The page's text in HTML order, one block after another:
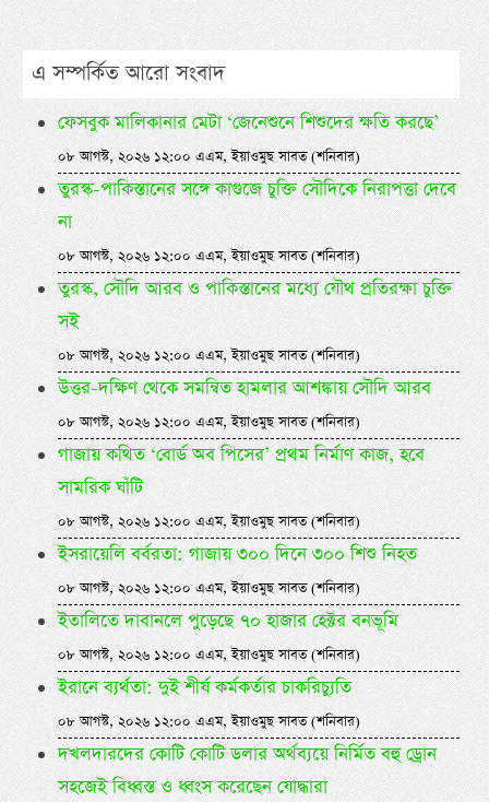
এ সম্পর্কিত আরো সংবাদ
ফেসবুক মালিকানার মেটা ‘জেনেশুনে শিশুদের ক্ষতি করছে’
০৮ আগস্ট, ২০২৬ ১২:০০ এএম, ইয়াওমুছ সাবত (শনিবার)
তুরস্ক-পাকিস্তানের সঙ্গে কাগুজে চুক্তি সৌদিকে নিরাপত্তা দেবে
না
০৮ আগস্ট, ২০২৬ ১২:০০ এএম, ইয়াওমুছ সাবত (শনিবার)
তুরস্ক, সৌদি আরব ও পাকিস্তানের মধ্যে যৌথ প্রতিরক্ষা চুক্তি
সই
০৮ আগস্ট, ২০২৬ ১২:০০ এএম, ইয়াওমুছ সাবত (শনিবার)
উত্তর-দক্ষিণ থেকে সমন্বিত হামলার আশঙ্কায় সৌদি আরব
০৮ আগস্ট, ২০২৬ ১২:০০ এএম, ইয়াওমুছ সাবত (শনিবার)
গাজায় কথিত ‘বোর্ড অব পিসের’ প্রথম নির্মাণ কাজ, হবে
সামরিক ঘাঁটি
০৮ আগস্ট, ২০২৬ ১২:০০ এএম, ইয়াওমুছ সাবত (শনিবার)
ইসরায়েলি বর্বরতা: গাজায় ৩০০ দিনে ৩০০ শিশু নিহত
০৮ আগস্ট, ২০২৬ ১২:০০ এএম, ইয়াওমুছ সাবত (শনিবার)
ইতালিতে দাবানলে পুড়েছে ৭০ হাজার হেক্টর বনভূমি
০৮ আগস্ট, ২০২৬ ১২:০০ এএম, ইয়াওমুছ সাবত (শনিবার)
ইরানে ব্যর্থতা: দুই শীর্ষ কর্মকর্তার চাকরিচ্যুতি
০৮ আগস্ট, ২০২৬ ১২:০০ এএম, ইয়াওমুছ সাবত (শনিবার)
দখলদারদের কোটি কোটি ডলার অর্থব্যয়ে নির্মিত বহু ড্রোন
সহজেই বিধ্বস্ত ও ধ্বংস করেছেন যোদ্ধারা